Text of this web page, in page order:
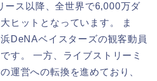
ース以降、全世界で6,000万ダ
ヒットとなっています。 ま
DeNAベイスターズの観客動員
す。 一方、ライブストリーミ
運営への転換を進めており、